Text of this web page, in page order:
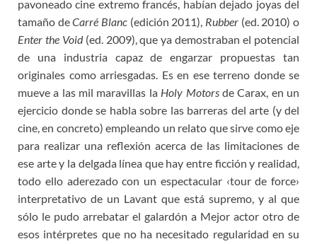
pavoneado cine extremo francés, habían dejado joyas del
tamaño deCarré Blanc (edición 2011), Rubber (ed. 2010) o
Enter the Void(ed. 2009), que ya demostraban el potencial
de una industria capaz de engarzar propuestas tan
originales como arriesgadas. Es en ese terreno donde se
mueve a las mil maravillas la Holy Motorsde Carax, en un
ejercicio donde se habla sobre las barreras del arte (y del
cine, en concreto) empleando un relato que sirve como eje
para realizar una reflexión acerca de las limitaciones de
ese arte y la delgada línea que hay entre ficción y realidad,
todo ello aderezado con un espectacular ‹tour de force›
interpretativo de un Lavant que está supremo, y al que
sólo le pudo arrebatar el galardón a Mejor actor otro de
esos intérpretes que no ha necesitado regularidad en su